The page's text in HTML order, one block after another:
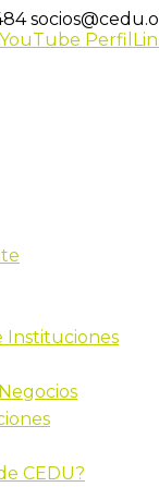
YouTube Perfil
Instituciones
CEDU?